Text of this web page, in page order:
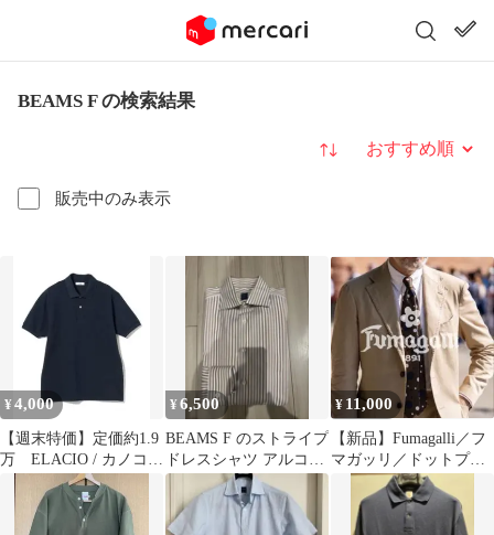
BEAMS F の検索結果
販売中のみ表示
並び替え
¥4,000
【週末特価】定価約1.9
万 ELACIO / カノコ
ポロシャツ
¥6,500
BEAMS F のストライプ
ドレスシャツ アルコデ
ィオ 38 美品
¥ 11,000
【新品】Fumagalli／フ
マガッリ／ドットプリ
ント／スフォデラート
／ブラウン